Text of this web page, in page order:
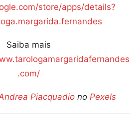
store/apps/details?
Saiba mais
.com/
Piacquadio no Pexels